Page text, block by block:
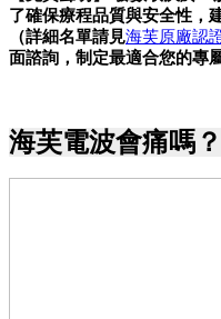
了確保療程品質與安全性，
（詳細名單請見海芙原廠認
面諮詢，制定最適合您的專
海芙電波會痛嗎